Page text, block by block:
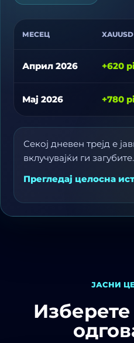
МЕСЕЦ XAUUSD
Април 2026 +620
Мај 2026 +780
Секој дневен трејд е
вклучувајќи ги загубите.
Прегледај целосна
ЈАСНИ